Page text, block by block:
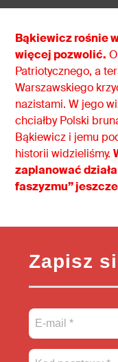
Bąkiewicz rośnie
więcej pozwolić.
Patriotycznego, a
Warszawskiego
nazistami. W jego
chciałby Polski
Bąkiewicz i jemu
historii widzieliśmy.
zaplanować
faszyzmu”
Zapisz